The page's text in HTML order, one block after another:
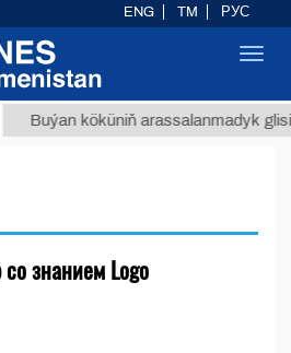
Buýan köküniň arassalanmadyk
со знанием Logo
ENG TM РУС